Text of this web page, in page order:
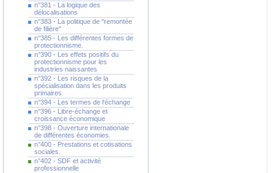
n°381 - La logique des
délocalisations
n°383 - La politique de "remontée
de filière"
n°385 - Les différentes formes de
protectionnisme.
n°390 - Les effets positifs du
protectionnisme pour les
industries naissantes
n°392 - Les risques de la
spécialisation dans les produits
primaires
n°394 - Les termes de l'échange
n°396 - Libre-échange et
croissance économique
n°398 - Ouverture internationale
de différentes économies.
n°400 - Prestations et cotisations
sociales.
n°402 - SDF et activité
professionnelle